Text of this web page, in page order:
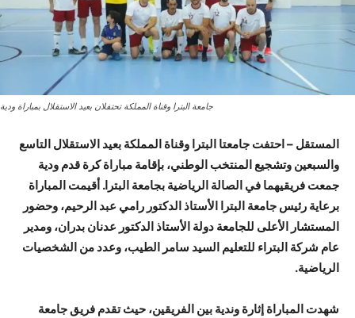
جامعة البترا وقناة المملكة تحتفلان بعيد الاستقلال بمباراة ودية
المستقل – احتفت جامعتا البترا وقناة المملكة بعيد الاستقلال التاسع
والسبعين وتشجيع المنتخب الوطني، بإقامة مباراة كرة قدم ودية
جمعت فريقيهما في الصالة الرياضية بجامعة البترا. أقيمت المباراة
برعاية رئيس جامعة البترا الأستاذ الدكتور رامي عبد الرحيم، وحضور
المستشار الأعلى للجامعة دولة الأستاذ الدكتور عدنان بدران، ومدير
عام شركة البتراء للتعليم السيد سامر الطيب، وعدد من الشخصيات
الرياضية.
شهدت المباراة إثارة وندية بين الفريقين، حيث تقدم فريق جامعة